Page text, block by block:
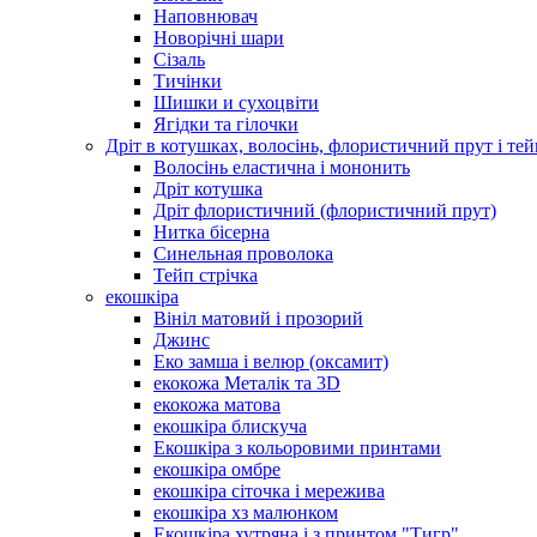
Наповнювач
Новорічні шари
Сізаль
Тичінки
Шишки и сухоцвіти
Ягідки та гілочки
Дріт в котушках, волосінь, флористичний прут і
Волосінь еластична і мононить
Дріт котушка
Дріт флористичний (флористичний прут)
Нитка бісерна
Синельная проволока
Тейп стрічка
екошкіра
Вініл матовий і прозорий
Джинс
Еко замша і велюр (оксамит)
екокожа Металік та 3D
екокожа матова
екошкіра блискуча
Екошкіра з кольоровими принтами
екошкіра омбре
екошкіра сіточка і мережива
екошкіра хз малюнком